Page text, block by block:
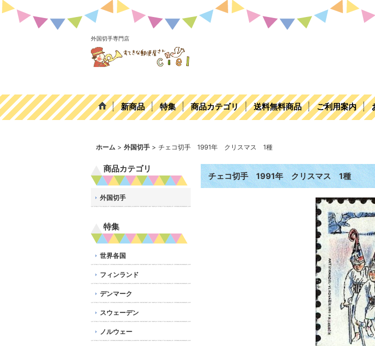
外国切手専門店
新商品 特集 商品カテゴリ 送料無料商品 ご利用案内
ホーム > 外国切手 > チェコ切手 1991年 クリスマス 1種
商品カテゴリ
外国切手
特集
世界各国
フィンランド
デンマーク
スウェーデン
ノルウェー
チェコ切手 1991年 クリスマス 1種